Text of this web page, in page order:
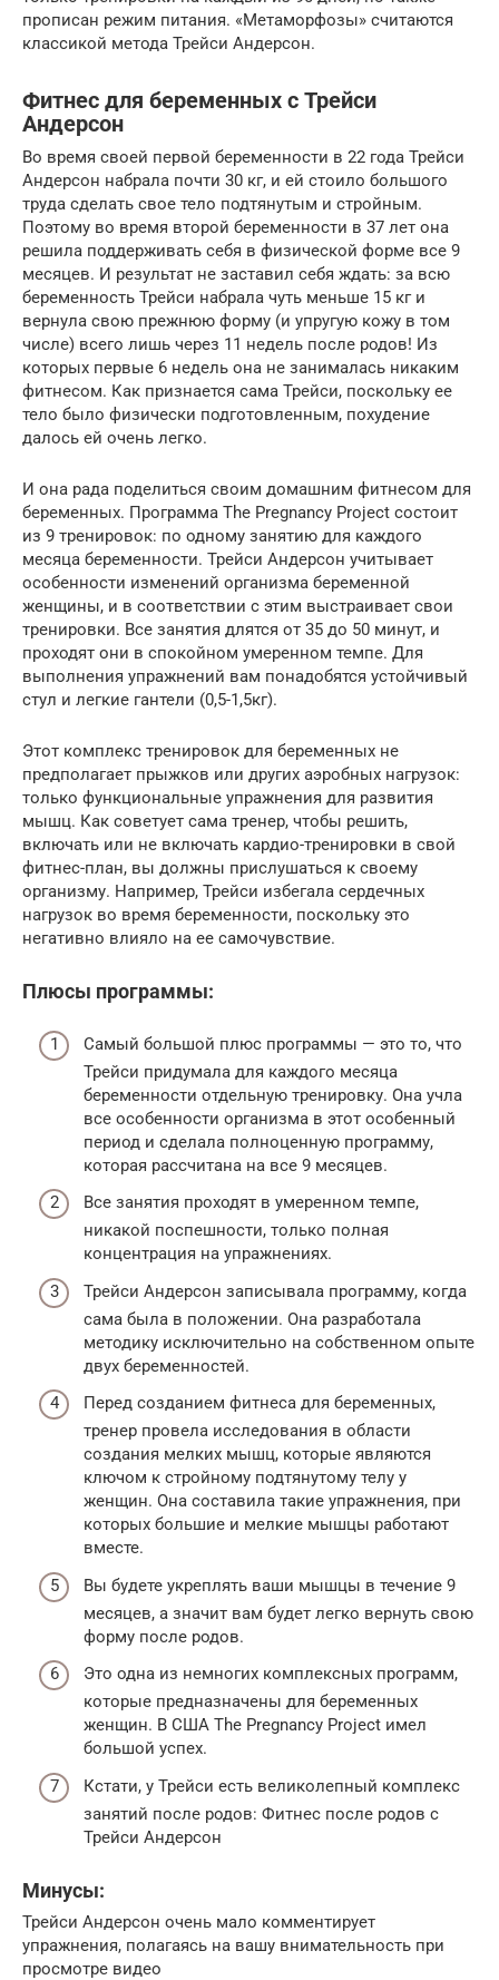
прописан режим питания. «Метаморфозы» считаются
классикой метода Трейси Андерсон.
Фитнес для беременных с Трейси
Андерсон
Во время своей первой беременности в 22 года Трейси
Андерсон набрала почти 30 кг, и ей стоило большого
труда сделать свое тело подтянутым и стройным.
Поэтому во время второй беременности в 37 лет она
решила поддерживать себя в физической форме все 9
месяцев. И результат не заставил себя ждать: за всю
беременность Трейси набрала чуть меньше 15 кг и
вернула свою прежнюю форму (и упругую кожу в том
числе) всего лишь через 11 недель после родов! Из
которых первые 6 недель она не занималась никаким
фитнесом. Как признается сама Трейси, поскольку ее
тело было физически подготовленным, похудение
далось ей очень легко.
И она рада поделиться своим домашним фитнесом для
беременных. Программа The Pregnancy Project состоит
из 9 тренировок: по одному занятию для каждого
месяца беременности. Трейси Андерсон учитывает
особенности изменений организма беременной
женщины, и в соответствии с этим выстраивает свои
тренировки. Все занятия длятся от 35 до 50 минут, и
проходят они в спокойном умеренном темпе. Для
выполнения упражнений вам понадобятся устойчивый
стул и легкие гантели (0,5-1,5кг).
Этот комплекс тренировок для беременных не
предполагает прыжков или других аэробных нагрузок:
только функциональные упражнения для развития
мышц. Как советует сама тренер, чтобы решить,
включать или не включать кардио-тренировки в свой
фитнес-план, вы должны прислушаться к своему
организму. Например, Трейси избегала сердечных
нагрузок во время беременности, поскольку это
негативно влияло на ее самочувствие.
Плюсы программы:
Самый большой плюс программы — это то, что
Трейси придумала для каждого месяца
беременности отдельную тренировку. Она учла
все особенности организма в этот особенный
период и сделала полноценную программу,
которая рассчитана на все 9 месяцев.
Все занятия проходят в умеренном темпе,
никакой поспешности, только полная
концентрация на упражнениях.
Трейси Андерсон записывала программу, когда
сама была в положении. Она разработала
методику исключительно на собственном опыте
двух беременностей.
Перед созданием фитнеса для беременных,
тренер провела исследования в области
создания мелких мышц, которые являются
ключом к стройному подтянутому телу у
женщин. Она составила такие упражнения, при
которых большие и мелкие мышцы работают
вместе.
Вы будете укреплять ваши мышцы в течение 9
месяцев, а значит вам будет легко вернуть свою
форму после родов.
Это одна из немногих комплексных программ,
которые предназначены для беременных
женщин. В США The Pregnancy Project имел
большой успех.
Кстати, у Трейси есть великолепный комплекс
занятий после родов: Фитнес после родов с
Трейси Андерсон
Минусы:
Трейси Андерсон очень мало комментирует
упражнения, полагаясь на вашу внимательность при
просмотре видео